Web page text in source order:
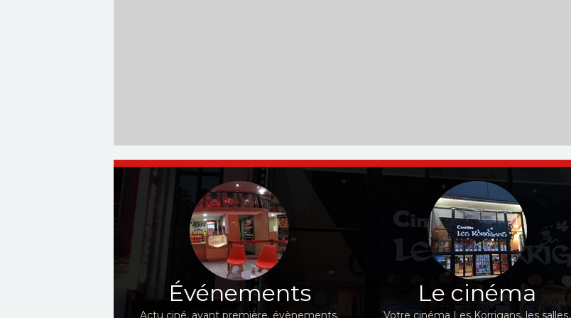
Événements
Actu ciné, avant première, évènements,
Le cinéma
Votre cinéma Les Korrigans, les salles,